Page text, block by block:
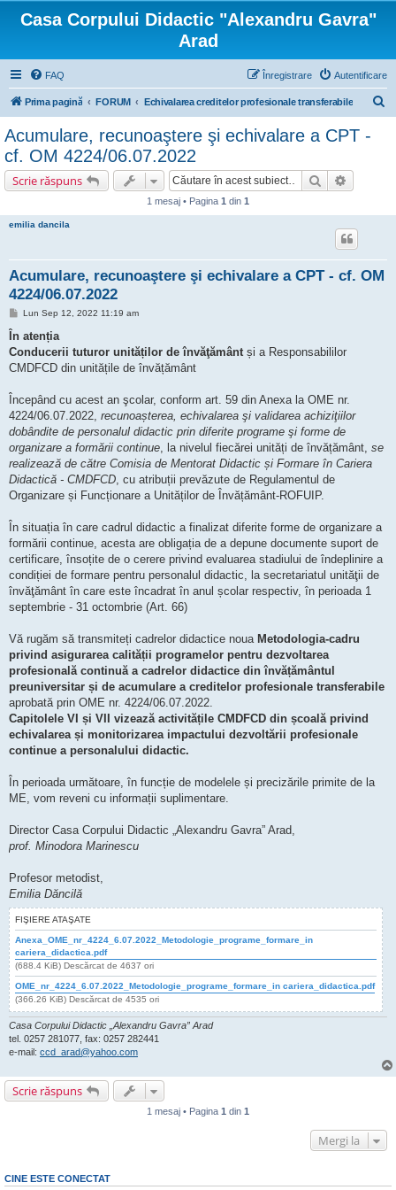
Casa Corpului Didactic "Alexandru Gavra"
Arad
FAQ Autentificare
Înregistrare
Prima pagină FORUM Echivalarea creditelor profesionale transferabile
Acumulare, recunoaştere şi echivalare a CPT -
cf. OM 4224/06.07.2022
Scrie răspuns Căutare
1 mesaj • Pagina 1 din 1
emilia dancila
Acumulare, recunoaştere şi echivalare a CPT - cf. OM
4224/06.07.2022
M
s
j
Lun Sep 12, 2022 11:19 am
În atenția
Conducerii tuturor unităților de învăţământși a Responsabililor
CMDFCD din unitățile de învățământ
Începând cu acest an şcolar, conform art. 59 din Anexa la OME nr.
4224/06.07.2022, recunoașterea, echivalarea şi validarea achiziţiilor
dobândite de personalul didactic prin diferite programe şi forme de
organizare a formării continue, la nivelul fiecărei unități de învățământ, se
realizează de către Comisia de Mentorat Didactic și Formare în Cariera
Didactică - CMDFCD, cu atribuții prevăzute de Regulamentul de
Organizare și Funcționare a Unităților de Învățământ-ROFUIP.
În situația în care cadrul didactic a finalizat diferite forme de organizare a
formării continue, acesta are obligația de a depune documente suport de
certificare, însoțite de o cerere privind evaluarea stadiului de îndeplinire a
condiției de formare pentru personalul didactic, la secretariatul unităţii de
învăţământ în care este încadrat în anul școlar respectiv, în perioada 1
septembrie - 31 octombrie (Art. 66)
Vă rugăm să transmiteți cadrelor didactice noua Metodologia-cadru
privind asigurarea calității programelor pentru dezvoltarea
profesională continuă a cadrelor didactice din învățământul
preuniversitar și de acumulare a creditelor profesionale transferabile
aprobată prin OME nr. 4224/06.07.2022.
Capitolele VI și VII vizează activitățile CMDFCD din școală privind
echivalarea și monitorizarea impactului dezvoltării profesionale
continue a personalului didactic.
În perioada următoare, în funcție de modelele și precizările primite de la
ME, vom reveni cu informații suplimentare.
Director Casa Corpului Didactic „Alexandru Gavra” Arad,
prof. Minodora Marinescu
Profesor metodist,
Emilia Dăncilă
FIŞIERE ATAŞATE
Anexa_OME_nr_4224_6.07.2022_Metodologie_programe_formare_in
cariera_didactica.pdf
(688.4 KiB) Descărcat de 4637 ori
OME_nr_4224_6.07.2022_Metodologie_programe_formare_in cariera_didactica.pdf
(366.26 KiB) Descărcat de 4535 ori
Casa Corpului Didactic „Alexandru Gavra” Arad
tel. 0257 281077, fax: 0257 282441
e-mail: ccd_arad@yahoo.com
Scrie răspuns
1 mesaj • Pagina 1 din 1
Mergi la
CINE ESTE CONECTAT